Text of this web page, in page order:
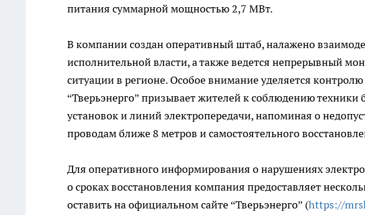
питания суммарной мощностью 2,7 МВт.
В компании создан оперативный штаб, налажено
исполнительной власти, а также ведется непрерывный
ситуации в регионе. Особое внимание уделяется
“Тверьэнерго” призывает жителей к соблюдению техники
установок и линий электропередачи, напоминая о
проводам ближе 8 метров и самостоятельного
Для оперативного информирования о нарушениях
о сроках восстановления компания предоставляет
оставить на официальном сайте “Тверьэнерго” (https://